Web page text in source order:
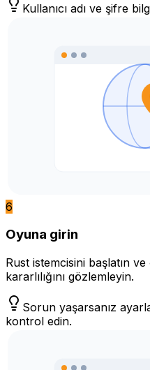
Kullanıcı adı ve şifre
6
Oyuna girin
Rust istemcisini başlatın
kararlılığını gözlemleyin.
Sorun yaşarsanız
kontrol edin.